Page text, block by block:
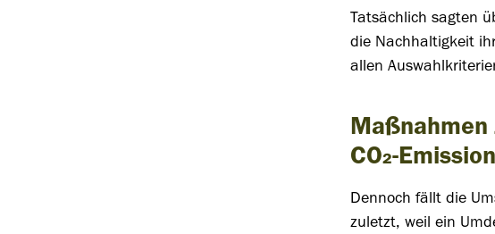
Tatsächlich sagten
die Nachhaltigkeit
allen
Maßnahmen
CO₂-
Dennoch fällt die
zuletzt, weil ein